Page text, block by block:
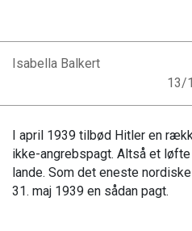
Isabella Balkert
13/
I april 1939 tilbød Hitler en
ikke-angrebspagt. Altså et
lande. Som det eneste
31. maj 1939 en sådan pagt.